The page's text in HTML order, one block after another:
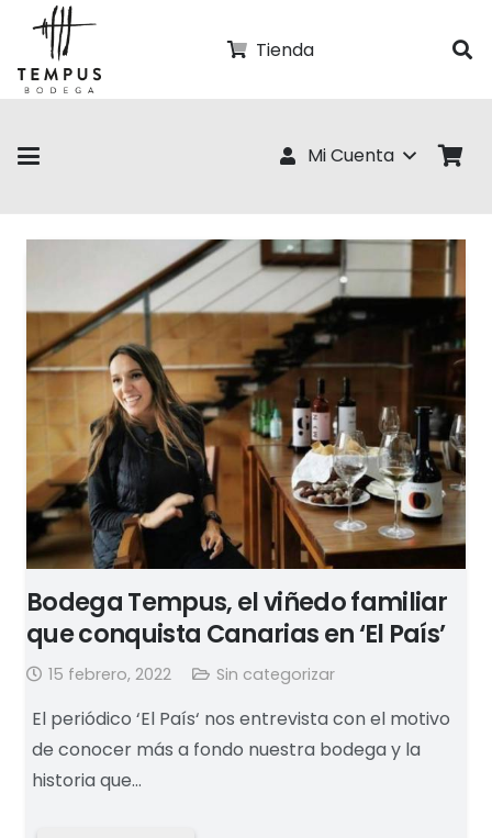
Tienda
Mi Cuenta
Bodega Tempus, el viñedo familiar
que conquista Canarias en ‘El País’
15 febrero, 2022 Sin categorizar
El periódico ‘El País‘ nos entrevista con el motivo
de conocer más a fondo nuestra bodega y la
historia que…